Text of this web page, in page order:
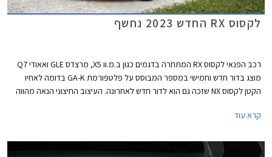
לקסוס RX החדש 2023 נחשף
רכב הפנאי לקסוס RX המתחרה בדגמים כגון ב.מ.וו X5, מרצדס GLE ואאודי Q7
מוצג בדור חדש וחמישי במספר המבוסס על פלטפורמת GA-K בדומה לאחיו
הקטן לקסוס NX שזכה גם הוא לדור חדש לאחרונה. העיצוב החיצוני הנאה מהווה
קרא עוד